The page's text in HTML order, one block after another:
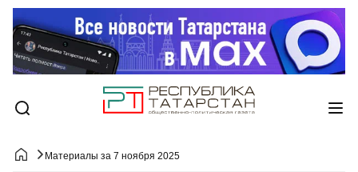
Материалы за 7 ноября 2025